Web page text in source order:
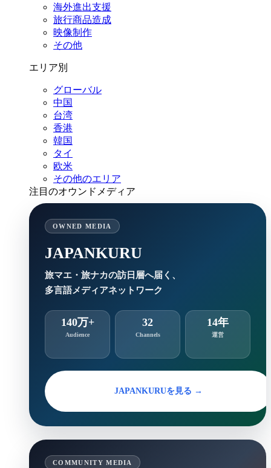
海外進出支援
旅行商品造成
映像制作
その他
エリア別
グローバル
中国
台湾
香港
韓国
タイ
欧米
その他のエリア
注目のオウンドメディア
OWNED MEDIA
JAPANKURU
旅マエ・旅ナカの訪日層へ届く、
多言語メディアネットワーク
140万+
Audience
32
Channels
14年
運営
JAPANKURUを見る →
COMMUNITY MEDIA